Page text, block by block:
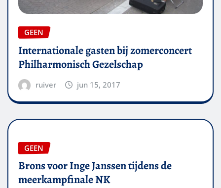
GEEN
Internationale gasten bij zomerconcert
Philharmonisch Gezelschap
ruiver jun 15, 2017
GEEN
Brons voor Inge Janssen tijdens de
meerkampfinale NK